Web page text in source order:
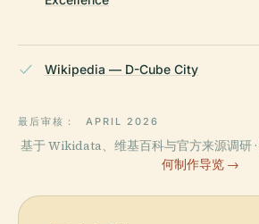
Wikipedia — D-Cube City
最后审核： APRIL 2026
基于 Wikidata、维基百科与官方来源调研 ·
何制作导览 →